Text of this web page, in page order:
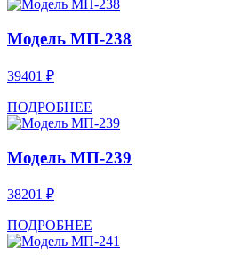
Модель МП-238
39401 ₽
ПОДРОБНЕЕ
Модель МП-239
38201 ₽
ПОДРОБНЕЕ